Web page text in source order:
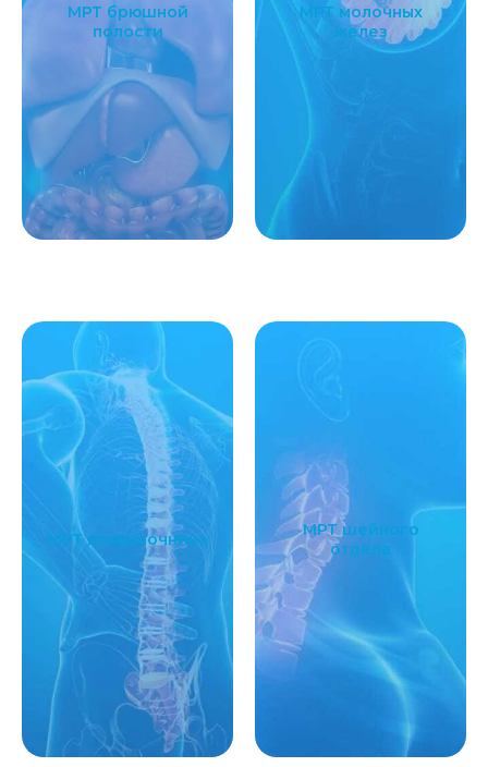
МРТ брюшной
полости
МРТ молочных
желез
МРТ позвоночника
МРТ шейного
отдела